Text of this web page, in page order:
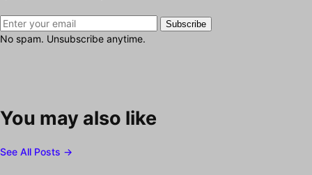
Subscribe
No spam. Unsubscribe anytime.
You may also like
See All Posts →